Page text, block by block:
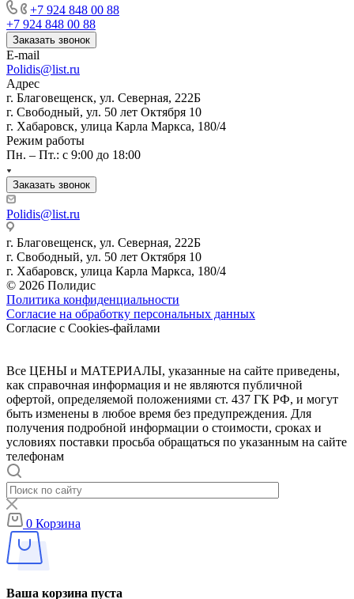
+7 924 848 00 88
+7 924 848 00 88
Заказать звонок
E-mail
Polidis@list.ru
Адрес
г. Благовещенск, ул. Северная, 222Б
г. Свободный, ул. 50 лет Октября 10
г. Хабаровск, улица Карла Маркса, 180/4
Режим работы
Пн. – Пт.: с 9:00 до 18:00
Заказать звонок
Polidis@list.ru
г. Благовещенск, ул. Северная, 222Б
г. Свободный, ул. 50 лет Октября 10
г. Хабаровск, улица Карла Маркса, 180/4
© 2026 Полидис
Политика конфиденциальности
Согласие на обработку персональных данных
Согласие с Cookies-файлами
Все ЦЕНЫ и МАТЕРИАЛЫ, указанные на сайте приведены,
как справочная информация и не являются публичной
офертой, определяемой положениями ст. 437 ГК РФ, и могут
быть изменены в любое время без предупреждения. Для
получения подробной информации о стоимости, сроках и
условиях поставки просьба обращаться по указанным на сайте
телефонам
0 Корзина
Ваша корзина пуста